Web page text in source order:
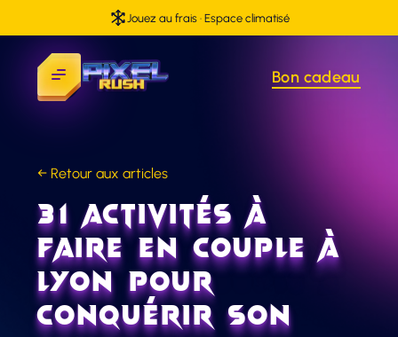
Jouez au frais · Espace climatisé
Bon cadeau
BLOG
TEAM BUILDING
← Retour aux articles
31 activités à
faire en couple à
Lyon pour
conquérir son